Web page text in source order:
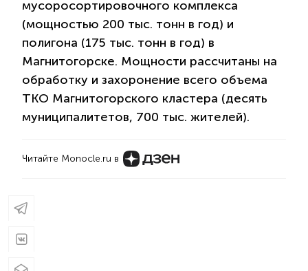
мусоросортировочного комплекса
(мощностью 200 тыс. тонн в год) и
полигона (175 тыс. тонн в год) в
Магнитогорске. Мощности рассчитаны на
обработку и захоронение всего объема
ТКО Магнитогорского кластера (десять
муниципалитетов, 700 тыс. жителей).
Читайте Monocle.ru в